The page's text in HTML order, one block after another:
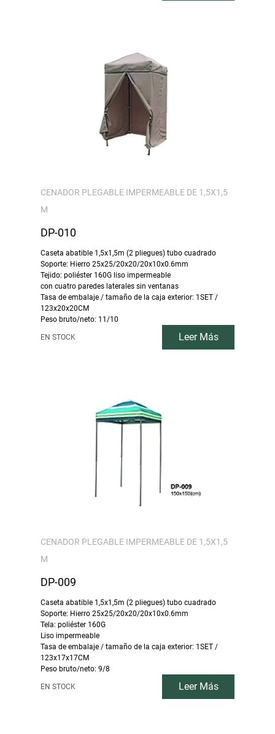
CENADOR PLEGABLE IMPERMEABLE DE 1,5X1,5
M
DP-010
Caseta abatible 1,5x1,5m (2 pliegues) tubo cuadrado
Soporte: Hierro 25x25/20x20/20x10x0.6mm
Tejido: poliéster 160G liso impermeable
con cuatro paredes laterales sin ventanas
Tasa de embalaje / tamaño de la caja exterior: 1SET /
123x20x20CM
Peso bruto/neto: 11/10
EN STOCK Leer Más
CENADOR PLEGABLE IMPERMEABLE DE 1,5X1,5
M
DP-009
Caseta abatible 1,5x1,5m (2 pliegues) tubo cuadrado
Soporte: Hierro 25x25/20x20/20x10x0.6mm
Tela: poliéster 160G
Liso impermeable
Tasa de embalaje / tamaño de la caja exterior: 1SET /
123x17x17CM
Peso bruto/neto: 9/8
EN STOCK Leer Más